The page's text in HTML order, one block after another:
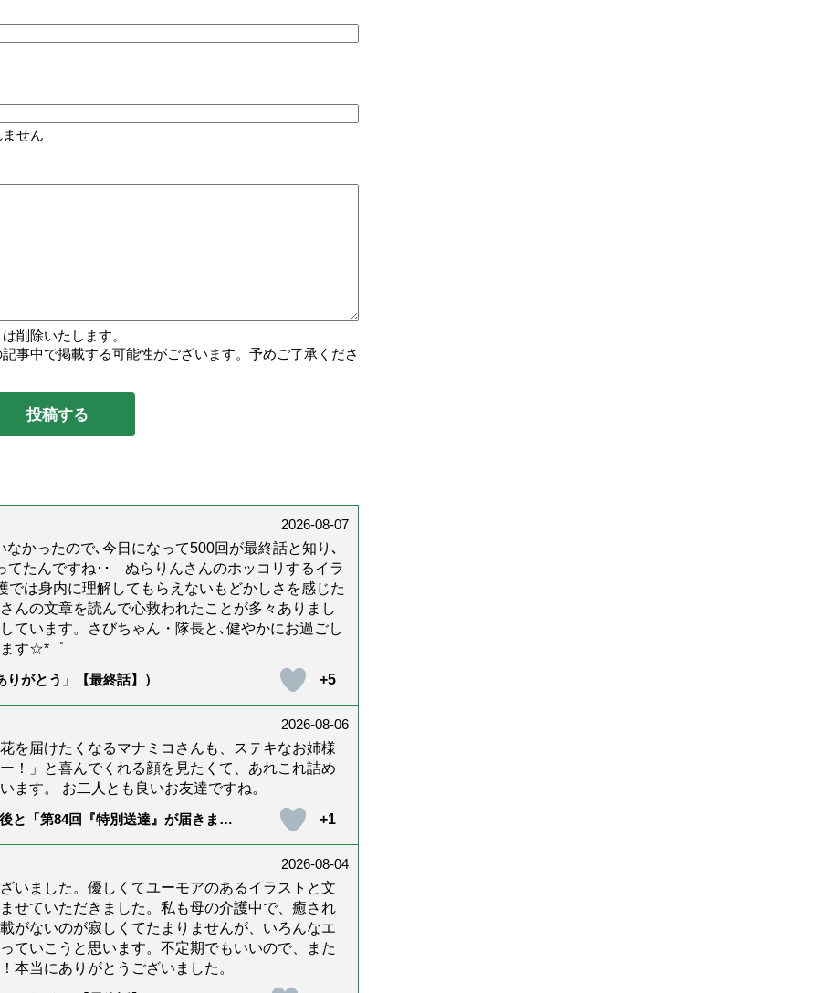
せん
削除いたします。
事中で掲載する可能性がございます。予めご了承くださ
2026-08-07
かったので､今日になって500回が最終話と知り､
たんですね･･ ぬらりんさんのホッコリするイラ
は身内に理解してもらえないもどかしさを感じた
んの文章を読んで心救われたことが多々ありまし
ています。さびちゃん・隊長と､健やかにお過ごし
ます☆*゜
がとう」【最終話】）
+5
2026-08-06
を届けたくなるマナミコさんも、ステキなお姉様
！」と喜んでくれる顔を見たくて、あれこれ詰め
ます。 お二人とも良いお友達ですね。
と「第84回『特別送達』が届きまし
+1
2026-08-04
いました。優しくてユーモアのあるイラストと文
せていただきました。私も母の介護中で、癒され
がないのが寂しくてたまりませんが、いろんなエ
ていこうと思います。不定期でもいいので、また
本当にありがとうございました。